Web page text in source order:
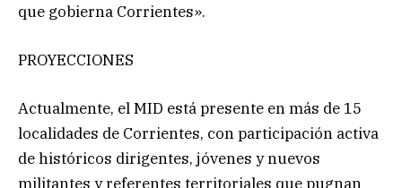
que gobierna Corrientes».
PROYECCIONES
Actualmente, el MID está presente en más de 15
localidades de Corrientes, con participación activa
de históricos dirigentes, jóvenes y nuevos
militantes y referentes territoriales que pugnan